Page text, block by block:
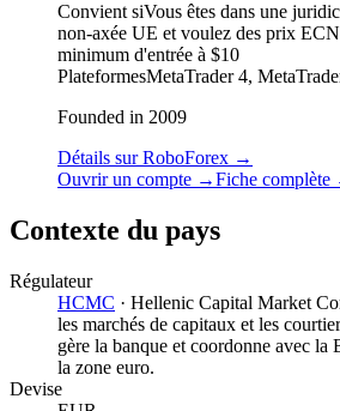
Convient siVous êtes dans une
non-axée UE et voulez des prix
minimum d'entrée à $10
PlateformesMetaTrader 4,
Founded in 2009
Détails sur RoboForex →
Ouvrir un compte →Fiche complète
Contexte du pays
Régulateur
HCMC · Hellenic Capital Market
les marchés de capitaux et les
gère la banque et coordonne avec la
la zone euro.
Devise